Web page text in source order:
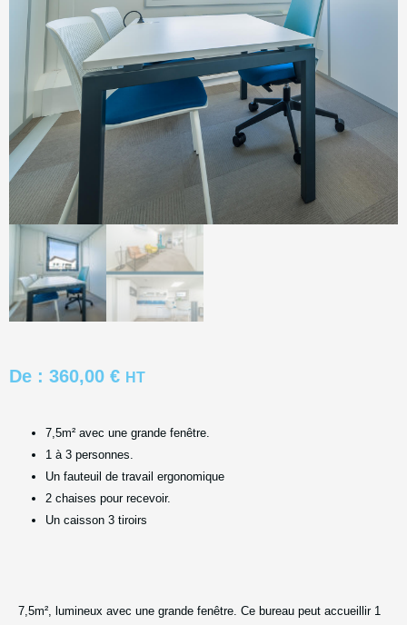
De : 360,00 € HT
7,5m² avec une grande fenêtre.
1 à 3 personnes.
Un fauteuil de travail ergonomique
2 chaises pour recevoir.
Un caisson 3 tiroirs
7,5m², lumineux avec une grande fenêtre. Ce bureau peut accueillir 1